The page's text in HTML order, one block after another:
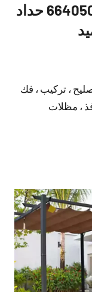
حداد جليب الشيوخ هندي 66405051 حداد
، تركيب ، فك
، مظلات